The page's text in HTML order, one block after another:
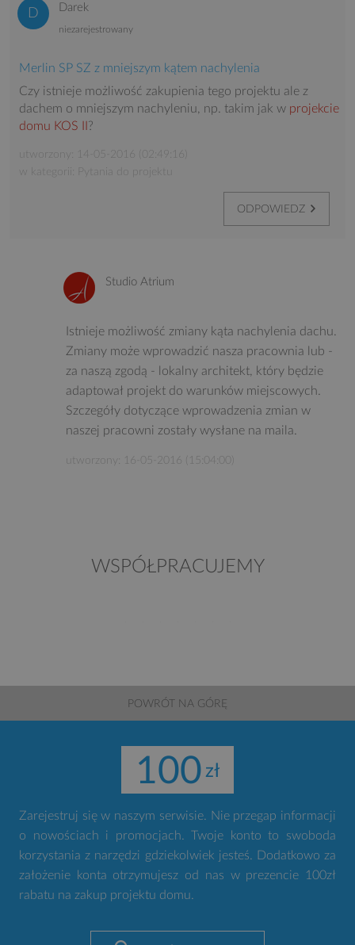
Darek
niezarejestrowany
Merlin SP SZ z mniejszym kątem nachylenia
Czy istnieje możliwość zakupienia tego projektu ale z
dachem o mniejszym nachyleniu, np. takim jak w projekcie
domu KOS II?
utworzony: 14-05-2016 (02:49:16)
w kategorii: Pytania do projektu
ODPOWIEDZ
Studio Atrium
Istnieje możliwość zmiany kąta nachylenia dachu.
Zmiany może wprowadzić nasza pracownia lub -
za naszą zgodą - lokalny architekt, który będzie
adaptował projekt do warunków miejscowych.
Szczegóły dotyczące wprowadzenia zmian w
naszej pracowni zostały wysłane na maila.
utworzony: 16-05-2016 (15:04:00)
WSPÓŁPRACUJEMY
POWRÓT NA GÓRĘ
100
Zarejestruj się w naszym serwisie. Nie przegap informacji
o nowościach i promocjach. Twoje konto to swoboda
korzystania z narzędzi gdziekolwiek jesteś. Dodatkowo za
założenie konta otrzymujesz od nas w prezencie 100zł
rabatu na zakup projektu domu.